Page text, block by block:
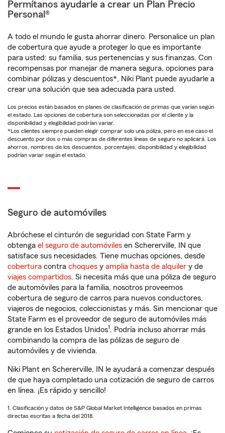
Permítanos ayudarle a crear un Plan Precio
Personal®
A todo el mundo le gusta ahorrar dinero. Personalice un plan
de cobertura que ayude a proteger lo que es importante
para usted: su familia, sus pertenencias y sus finanzas. Con
recompensas por manejar de manera segura, opciones para
combinar pólizas y descuentos*, Niki Plant puede ayudarle a
crear una solución que sea adecuada para usted.
Los precios están basados en planes de clasificación de primas que varían según
el estado. Las opciones de cobertura son seleccionadas por el cliente y la
disponibilidad y elegibilidad podrían variar.
*Los clientes siempre pueden elegir comprar solo una póliza, pero en ese caso el
descuento por dos o más compras de diferentes líneas de seguro no aplicará. Los
ahorros, nombres de los descuentos, porcentajes, disponibilidad y elegibilidad
podrían variar según el estado.
Seguro de automóviles
Abróchese el cinturón de seguridad con State Farm y
obtenga el seguro de automóviles en Schererville, IN que
satisface sus necesidades. Tiene muchas opciones, desde
cobertura contra choques y amplia hasta de alquiler y de
viajes compartidos. Si necesita más que una póliza de seguro
de automóviles para la familia, nosotros proveemos
cobertura de seguro de carros para nuevos conductores,
viajeros de negocios, coleccionistas y más. Sin mencionar que
State Farm es el proveedor de seguro de automóviles más
grande en los Estados Unidos1. Podría incluso ahorrar más
combinando la compra de las pólizas de seguro de
automóviles y de vivienda.
Niki Plant en Schererville, IN le ayudará a comenzar después
de que haya completado una cotización de seguro de carros
en línea. ¡Es rápido y sencillo!
1. Clasificación y datos de S&P Global Market Intelligence basados en primas
directas escritas a fecha del 2018.